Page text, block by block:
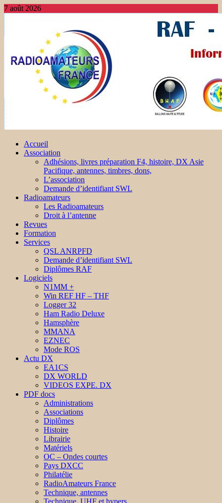
7 août 2026
Accueil
Association
Adhésions, livres préparation F4, histoire, DX Asie
Pacifique, antennes, timbres, dons,
L’association
Demande d’identifiant SWL
Radioamateurs
Les Radioamateurs
Droit à l’antenne
Revues
Formation
Services
QSL ANRPFD
Demande d’identifiant SWL
Diplômes RAF
Logiciels
N1MM +
Win REF HF – THF
Logger 32
Ham Radio Deluxe
Hamsphère
MMANA
EZNEC
Mode ROS
Actu DX
EA1CS
DX WORLD
VIDEOS EXPE. DX
PDF docs
Administrations
Associations
Diplômes
Histoire
Librairie
Matériels
OC – Ondes courtes
Pays DXCC
Philatélie
RadioAmateurs France
Technique, antennes
Technique, UHF et hypers